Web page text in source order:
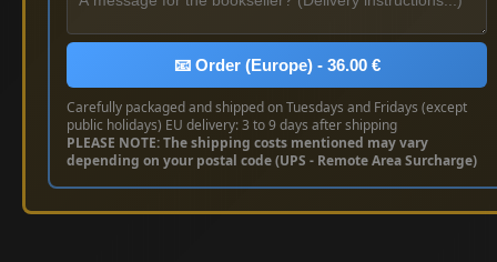
📧 Order (Europe) - 36.00 €
Carefully packaged and shipped on Tuesdays and Fridays (except
public holidays) EU delivery: 3 to 9 days after shipping
PLEASE NOTE: The shipping costs mentioned may vary
depending on your postal code (UPS - Remote Area Surcharge)